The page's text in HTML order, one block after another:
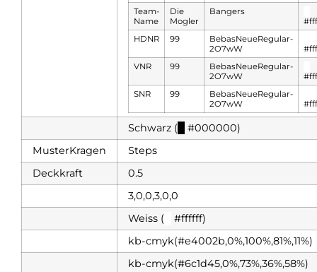
Team-
Name
Die
Mogler
Bangers
HDNR
99
BebasNeueRegular-
2O7wW
VNR
99
BebasNeueRegular-
2O7wW
SNR
99
BebasNeueRegular-
2O7wW
Schwarz (
#000000)
MusterKragen
Steps
Deckkraft
0.5
3,0,0,3,0,0
Weiss (
#ffffff)
kb-cmyk(#e4002b,0%,100%,81%,11%)
kb-cmyk(#6c1d45,0%,73%,36%,58%)